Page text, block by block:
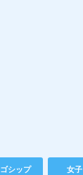
ゴシップ 女子